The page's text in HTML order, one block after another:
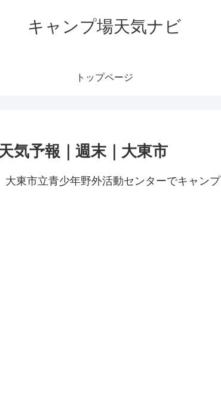
キャンプ場天気ナビ
トップページ
気予報｜週末｜大東市
東市立青少年野外活動センターでキャンプ